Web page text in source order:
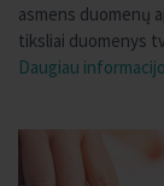
asmens duomenų
tiksliai duomenys
Daugiau